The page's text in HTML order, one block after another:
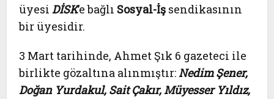
üyesiDİSK’e bağlı Sosyal-İş sendikasının
bir üyesidir.
3 Mart tarihinde, Ahmet Şık 6 gazeteci ile
birlikte gözaltına alınmıştır:Nedim Şener,
Doğan Yurdakul, Sait Çakır, Müyesser Yıldız,